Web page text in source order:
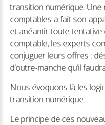
transition numérique. Une
comptables a fait son
et anéantir toute tentative
comptable, les experts
conjuguer leurs offres :
d’outre-manche qu’il
Nous évoquons là les
transition numérique.
Le principe de ces